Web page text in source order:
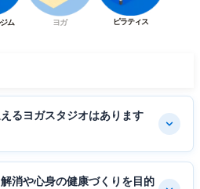
ム ヨガ ピラティス
るヨガスタジオはあります
消や心身の健康づくりを目的